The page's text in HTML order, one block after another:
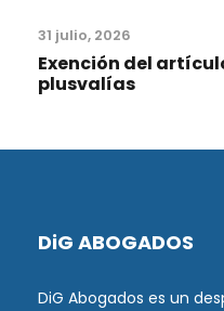
31 julio, 2026
Exención del
plusvalías
DiG ABOGADOS
DiG Abogados es un